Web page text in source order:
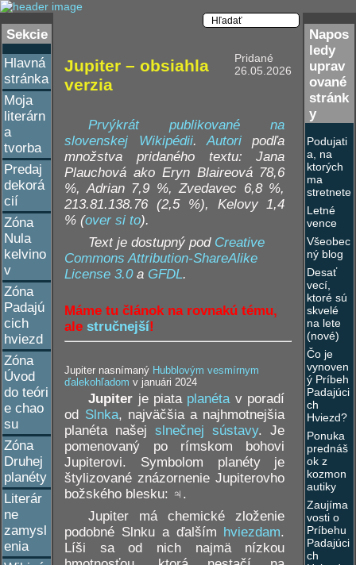
Sekcie
Hlavná
stránka
Moja
literárn
a
tvorba
Predaj
dekorá
cií
Zóna
Nula
kelvino
v
Zóna
Padajú
cich
hviezd
Zóna
Úvod
do teóri
e chao
su
Zóna
Druhej
planéty
Literár
ne
zamysl
enia
Pridané
26.05.2026
Jupiter – obsiahla
verzia
Prvýkrát publikované na
slovenskej Wikipédii.Autoripodľa
množstva pridaného textu: Jana
Plauchová ako Eryn Blaireová 78,6
%, Adrian 7,9 %, Zvedavec 6,8 %,
213.81.138.76 (2,5 %), Kelovy 1,4
% (over si to).
Text je dostupný pod Creative
Commons Attribution-ShareAlike
License 3.0a GFDL.
Máme tu článok na rovnakú tému,
alestručnejší!
Jupiter nasnímaný Hubblovým vesmírnym
ďalekohľadom v januári 2024
Jupiter je piata planéta v poradí
od Slnka, najväčšia a najhmotnejšia
planéta našejslnečnej sústavy. Je
pomenovaný po rímskom bohovi
Jupiterovi. Symbolom planéty je
štylizované znázornenie Jupiterovho
božského blesku: ♃.
Jupiter má chemické zloženie
podobné Slnku a ďalším hviezdam.
Líši sa od nich najmä nízkou
Napos
ledy
uprav
ované
stránk
y
Podujati
a, na
ktorých
ma
stretnete
Letné
vence
Všeobec
ný blog
Desať
vecí,
ktoré sú
skvelé
na lete
(nové)
Čo je
vynoven
ý Príbeh
Padajúci
ch
Hviezd?
Ponuka
prednáš
ok z
kozmon
autiky
Zaujíma
vosti o
Príbehu
Padajúci
ch